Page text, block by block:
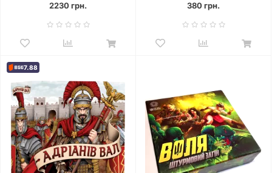
2230 грн. 380 грн.
7.88